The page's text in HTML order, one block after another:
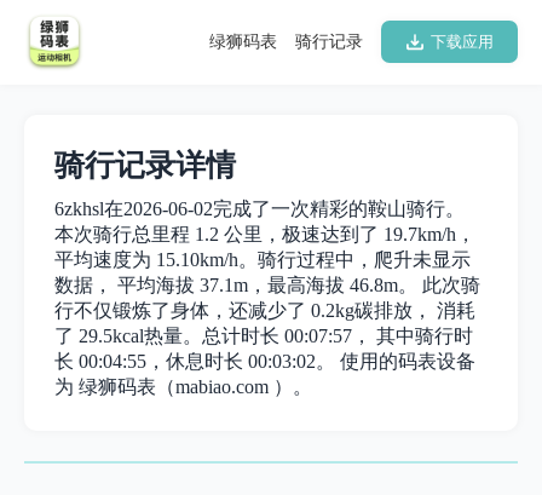
下载应用
骑行记录
绿狮码表
骑行记录详情
6zkhsl在2026-06-02完成了一次精彩的鞍山骑行。
本次骑行总里程 1.2 公里，极速达到了 19.7km/h，
平均速度为 15.10km/h。骑行过程中，爬升未显示
数据， 平均海拔 37.1m，最高海拔 46.8m。 此次骑
行不仅锻炼了身体，还减少了 0.2kg碳排放， 消耗
了 29.5kcal热量。总计时长 00:07:57， 其中骑行时
长 00:04:55，休息时长 00:03:02。 使用的码表设备
为 绿狮码表（mabiao.com ）。